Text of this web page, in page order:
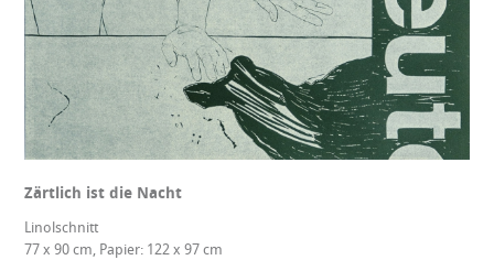
Zärtlich ist die Nacht
Linolschnitt
77 x 90 cm, Papier: 122 x 97 cm